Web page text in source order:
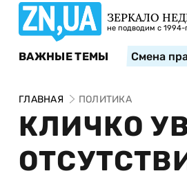
ЗЕРКАЛО
не подводим с 1994-
ВАЖНЫЕ ТЕМЫ Смена
ГЛАВНАЯ ПОЛИТИКА
КЛИЧКО